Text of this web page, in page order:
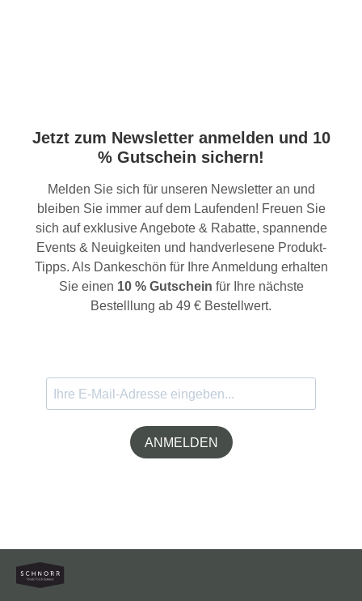
Jetzt zum Newsletter anmelden und 10
% Gutschein sichern!
Melden Sie sich für unseren Newsletter an und
bleiben Sie immer auf dem Laufenden! Freuen Sie
sich auf exklusive Angebote & Rabatte, spannende
Events & Neuigkeiten und handverlesene Produkt-
Tipps. Als Dankeschön für Ihre Anmeldung erhalten
Sie einen 10 % Gutschein für Ihre nächste
Bestelllung ab 49 € Bestellwert.
ANMELDEN